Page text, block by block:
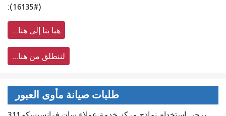
(#16135):
هيا بنا إلى هنا...
لننطلق من هنا...
طلبات صيانة مأوى العبور